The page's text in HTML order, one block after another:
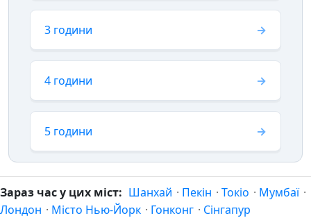
3 години
4 години
5 години
Зараз час у цих міст: Шанхай · Пекін · Токіо · Мумбаї ·
Лондон · Місто Нью-Йорк · Гонконг · Сінгапур